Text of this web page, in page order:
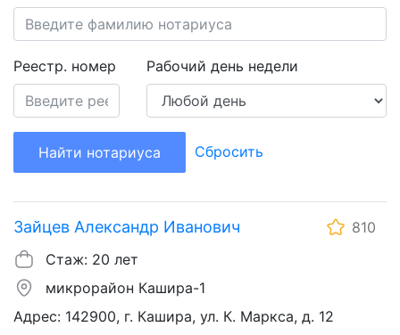
Реестр. номер Рабочий день недели
Найти нотариуса Сбросить
Зайцев Александр Иванович
810
Стаж: 20 лет
микрорайон Кашира-1
Адрес: 142900, г. Кашира, ул. К. Маркса, д. 12